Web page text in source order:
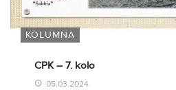
KOLUMNA
CPK – 7. kolo
05.03.2024